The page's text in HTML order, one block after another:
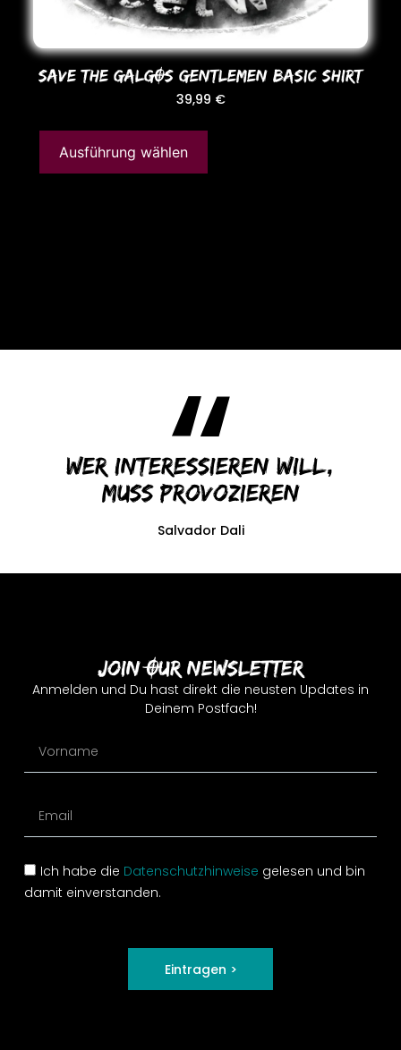
SAVE THE GALGOS GENTLEMEN BASIC SHIRT
39,99 €
Ausführung wählen
Wer interessieren will,
muss provozieren
Salvador Dali
Join Our Newsletter
Anmelden und Du hast direkt die neusten Updates in
Deinem Postfach!
Ich habe die Datenschutzhinweise gelesen und bin
damit einverstanden.
Eintragen >